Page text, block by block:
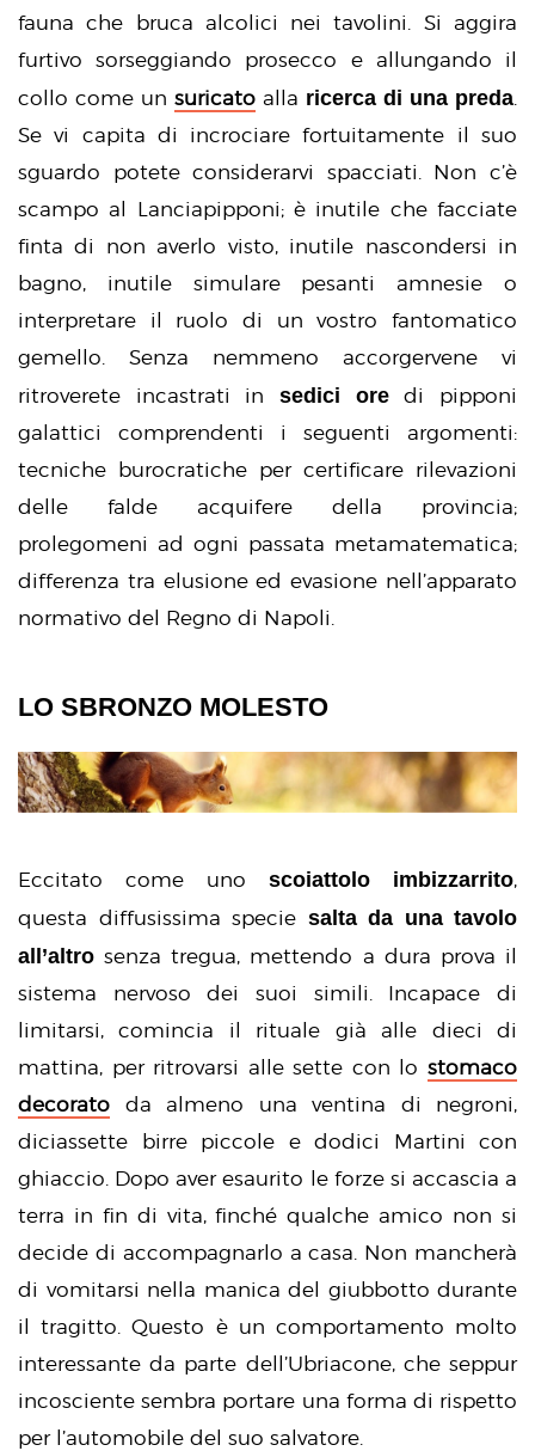
fauna che bruca alcolici nei tavolini. Si aggira
furtivo sorseggiando prosecco e allungando il
collo come un suricato alla ricerca di una preda.
Se vi capita di incrociare fortuitamente il suo
sguardo potete considerarvi spacciati. Non c’è
scampo al Lanciapipponi; è inutile che facciate
finta di non averlo visto, inutile nascondersi in
bagno, inutile simulare pesanti amnesie o
interpretare il ruolo di un vostro fantomatico
gemello. Senza nemmeno accorgervene vi
ritroverete incastrati in sedici oredi pipponi
galattici comprendenti i seguenti argomenti:
tecniche burocratiche per certificare rilevazioni
delle falde acquifere della provincia;
prolegomeni ad ogni passata metamatematica;
differenza tra elusione ed evasione nell’apparato
normativo del Regno di Napoli.
LO SBRONZO MOLESTO
Eccitato come uno scoiattolo imbizzarrito,
questa diffusissima specie salta da una tavolo
all’altro senza tregua, mettendo a dura prova il
sistema nervoso dei suoi simili. Incapace di
limitarsi, comincia il rituale già alle dieci di
mattina, per ritrovarsi alle sette con lo stomaco
decorato da almeno una ventina di negroni,
diciassette birre piccole e dodici Martini con
ghiaccio. Dopo aver esaurito le forze si accascia a
terra in fin di vita, finché qualche amico non si
decide di accompagnarlo a casa. Non mancherà
di vomitarsi nella manica del giubbotto durante
il tragitto. Questo è un comportamento molto
interessante da parte dell’Ubriacone, che seppur
incosciente sembra portare una forma di rispetto
per l’automobile del suo salvatore.